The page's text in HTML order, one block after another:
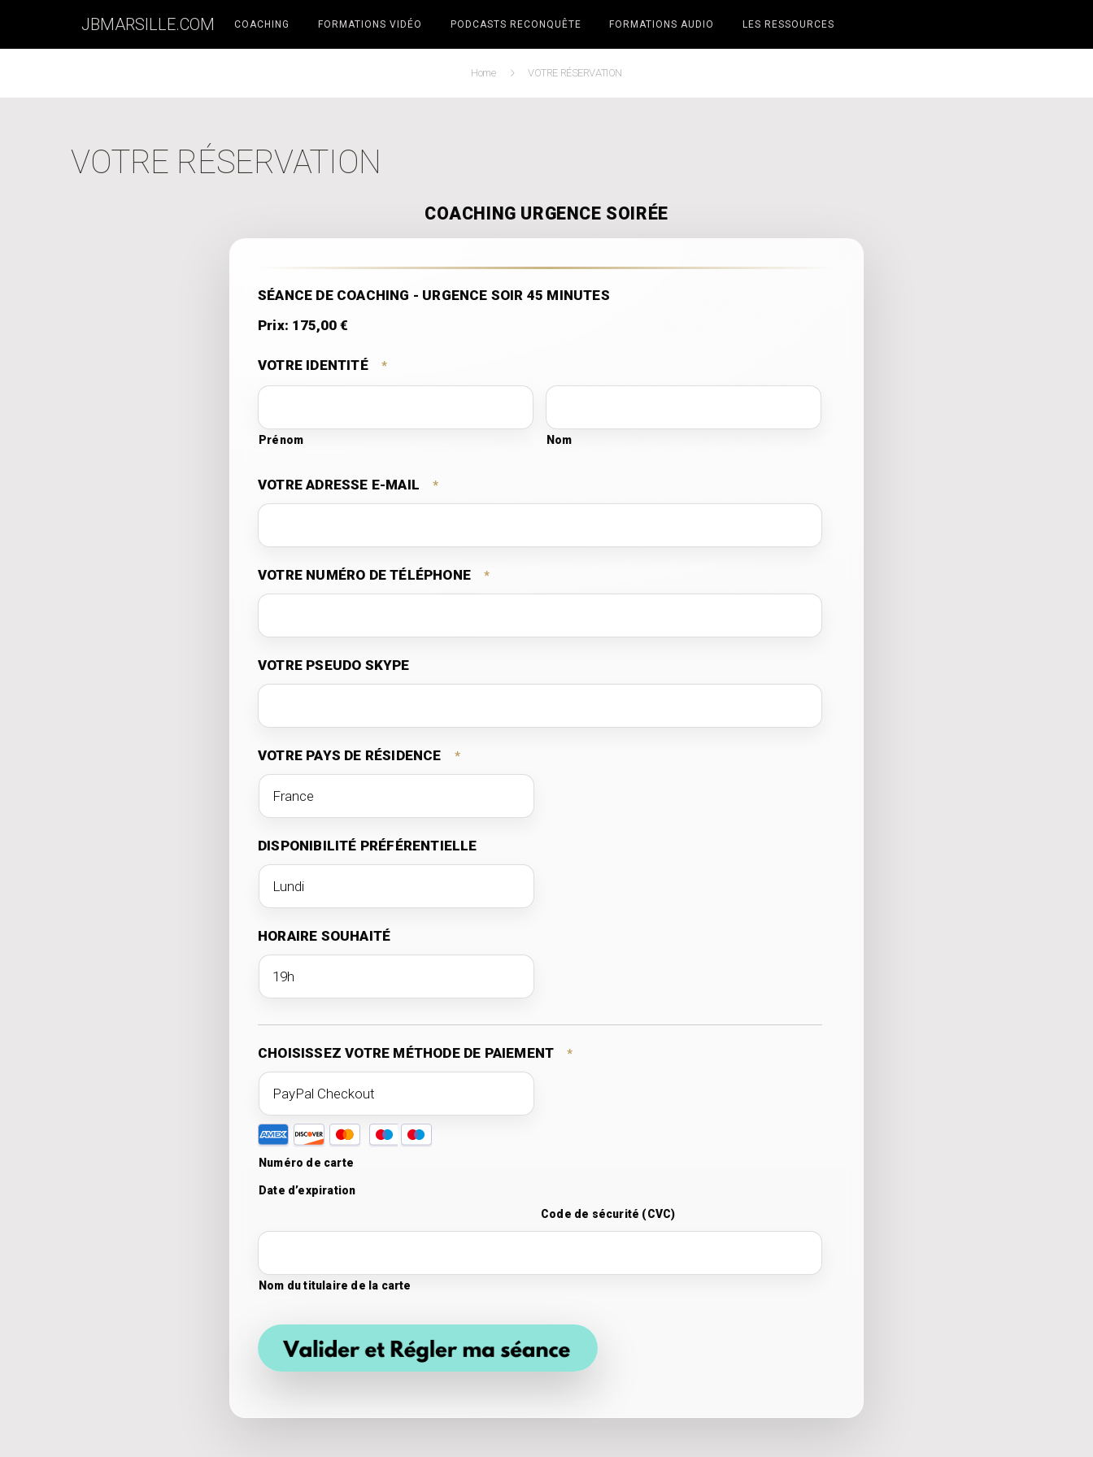
JBMARSILLE.COM COACHING FORMATIONS VIDÉO PODCASTS RECONQUÊTE FORMATIONS AUDIO LES RESSOURCES
Home VOTRE RÉSERVATION
VOTRE RÉSERVATION
COACHING URGENCE SOIRÉE
SÉANCE DE COACHING - URGENCE SOIR 45 MINUTES
Prix:
VOTRE IDENTITÉ *
Prénom Nom
VOTRE ADRESSE E-MAIL *
VOTRE NUMÉRO DE TÉLÉPHONE *
VOTRE PSEUDO SKYPE
VOTRE PAYS DE RÉSIDENCE *
DISPONIBILITÉ PRÉFÉRENTIELLE
HORAIRE SOUHAITÉ
CHOISISSEZ VOTRE MÉTHODE DE PAIEMENT *
Cartes
bancaires
charge :
Express,
MasterCard,
Visa,
Maestro
Numéro de carte
Date d’expiration
Code de sécurité (CVC)
Nom du titulaire de la carte